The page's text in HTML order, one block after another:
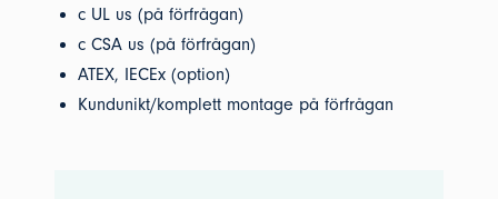
c UL us (på förfrågan)
c CSA us (på förfrågan)
ATEX, IECEx (option)
Kundunikt/komplett montage på förfrågan